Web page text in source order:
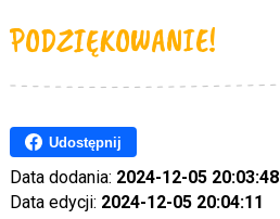
PODZIĘKOWANIE!
Udostępnij
Data dodania: 2024-12-05 20:03:48
Data edycji: 2024-12-05 20:04:11